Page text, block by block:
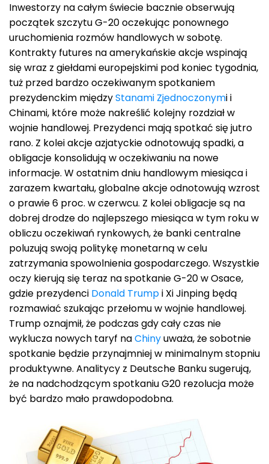
Inwestorzy na całym świecie bacznie obserwują
początek szczytu G-20 oczekując ponownego
uruchomienia rozmów handlowych w sobotę.
Kontrakty futures na amerykańskie akcje wspinają
się wraz z giełdami europejskimi pod koniec tygodnia,
tuż przed bardzo oczekiwanym spotkaniem
prezydenckim międzyStanami Zjednoczonymi i
Chinami, które może nakreślić kolejny rozdział w
wojnie handlowej. Prezydenci mają spotkać się jutro
rano. Z kolei akcje azjatyckie odnotowują spadki, a
obligacje konsolidują w oczekiwaniu na nowe
informacje. W ostatnim dniu handlowym miesiąca i
zarazem kwartału, globalne akcje odnotowują wzrost
o prawie 6 proc. w czerwcu. Z kolei obligacje są na
dobrej drodze do najlepszego miesiąca w tym roku w
obliczu oczekiwań rynkowych, że banki centralne
poluzują swoją politykę monetarną w celu
zatrzymania spowolnienia gospodarczego. Wszystkie
oczy kierują się teraz na spotkanie G-20 w Osace,
gdzie prezydenci Donald Trumpi Xi Jinping będą
rozmawiać szukając przełomu w wojnie handlowej.
Trump oznajmił, że podczas gdy cały czas nie
wyklucza nowych taryf naChinyuważa, że ​​sobotnie
spotkanie będzie przynajmniej w minimalnym stopniu
produktywne. Analitycy z Deutsche Banku sugerują,
że na nadchodzącym spotkaniu G20 rezolucja może
być bardzo mało prawdopodobna.